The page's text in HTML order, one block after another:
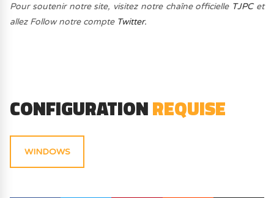
Pour soutenir notre site, visitez notre chaîne officielle TJPCet
allez Follow notre compte Twitter.
CONFIGURATIONREQUISE
WINDOWS